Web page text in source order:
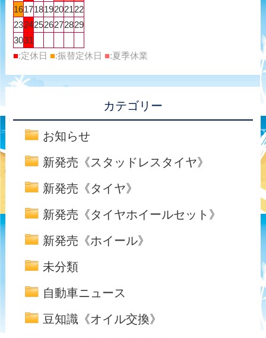
16171819202122
23242526272829
3031
■:定休日 ■:振替定休日 ■:夏季休業
カテゴリー
お知らせ
新発売《スタッドレスタイヤ》
新発売《タイヤ》
新発売《タイヤホイールセット》
新発売《ホイール》
未分類
自動車ニュース
豆知識《オイル交換》